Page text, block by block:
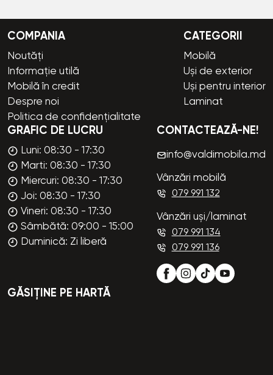
COMPANIA
Noutăți
Informație utilă
Mobilă în credit
Despre noi
Politica de confidențialitate
CATEGORII
Mobilă
Uși de exterior
Uși pentru interior
Laminat
GRAFIC DE LUCRU
Luni: 08:30 - 17:30
Marti: 08:30 - 17:30
Miercuri: 08:30 - 17:30
Joi: 08:30 - 17:30
Vineri: 08:30 - 17:30
Sâmbătă: 09:00 - 15:00
Duminică: Zi liberă
CONTACTEAZĂ-NE!
info@valdimobila.md
Vânzări mobilă
079 991 132
Vânzări uși/laminat
079 991 134
079 991 136
GĂSIȚINE PE HARTĂ